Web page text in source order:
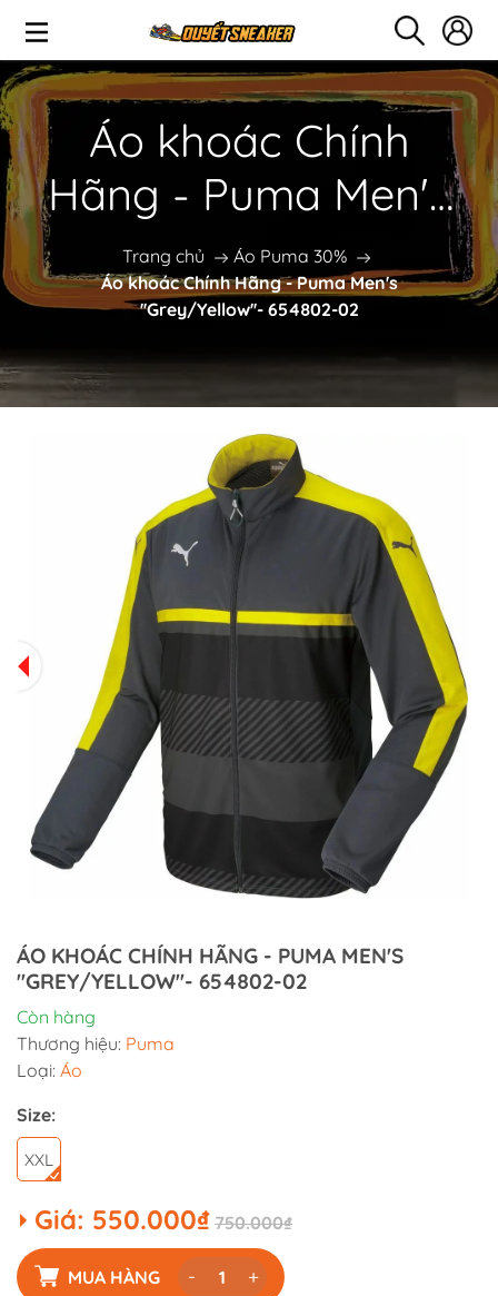
Áo khoác Chính
Hãng - Puma Men's
''Grey/Yellow''-
654802-02
Trang chủ
Áo Puma 30%
Áo khoác Chính Hãng - Puma Men's
''Grey/Yellow''- 654802-02
ÁO KHOÁC CHÍNH HÃNG - PUMA MEN'S
''GREY/YELLOW''- 654802-02
Còn hàng
Thương hiệu: Puma
Loại: Áo
Size:
XXL
Giá: 550.000₫ 750.000₫
MUA HÀNG - +